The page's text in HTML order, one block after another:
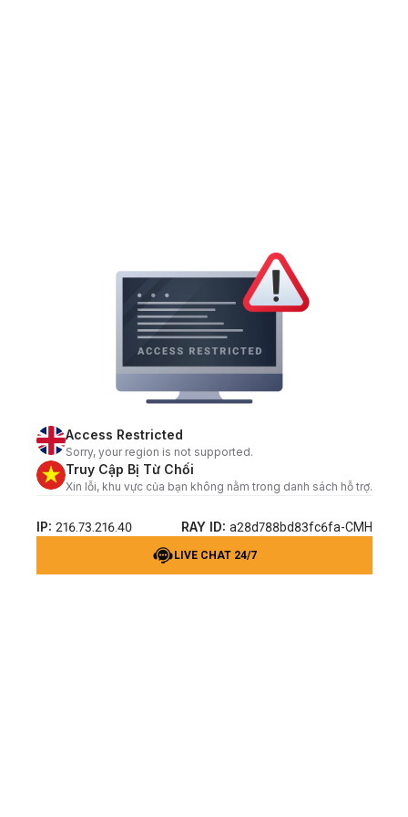
Access Restricted
Sorry, your region is not supported.
Truy Cập Bị Từ Chối
Xin lỗi, khu vực của bạn không nằm trong danh sách hỗ trợ.
IP: 216.73.216.40 RAY ID: a28d788bd83fc6fa-CMH
LIVE CHAT 24/7